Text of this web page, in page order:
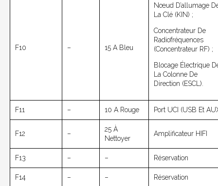
F10 – 15 A Bleu
Nœud D’allumage
La Clé (KIN) ;
Concentrateur De
Radiofréquences
(concentrateur RF) ;
Blocage Électrique
La Colonne De
Direction (ESCL).
F11 – 10 A Rouge Port UCI (USB Et
F12 –
25 À
Nettoyer
Amplificateur HIFI
F13 – – Réservation
F14 – – Réservation